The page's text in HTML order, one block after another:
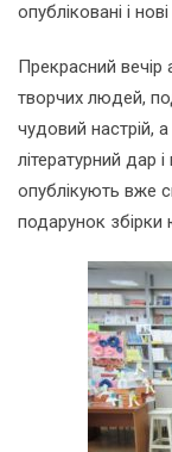
опубліковані і
Прекрасний вечір
творчих людей,
чудовий настрій,
літературний дар
опублікують вже
подарунок збірки